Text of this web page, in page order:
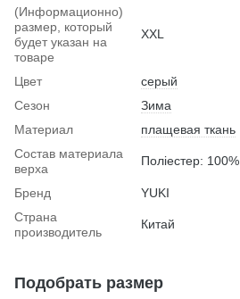
(Информационно)
размер, который
будет указан на
товаре
XXL
Цвет
серый
Сезон
Зима
Материал
плащевая ткань
Состав материала
верха
Поліестер: 100%
Бренд
YUKI
Страна
производитель
Китай
Подобрать размер